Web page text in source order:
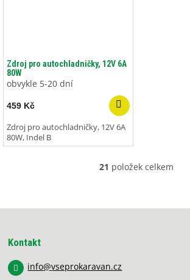
Zdroj pro autochladničky, 12V 6A
80W
obvykle 5-20 dní
459 Kč
Zdroj pro autochladničky, 12V 6A
80W, Indel B
O
á
21 položek celkem
Kontakt
info@vseprokaravan.cz